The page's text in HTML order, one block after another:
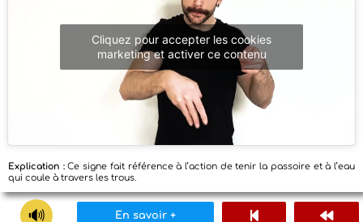
Cliquez pour accepter les cookies
marketing et activer ce contenu
Explication :Ce signe fait référence à l’action de tenir la passoire et à l’eau
qui coule à travers les trous.
En savoir +